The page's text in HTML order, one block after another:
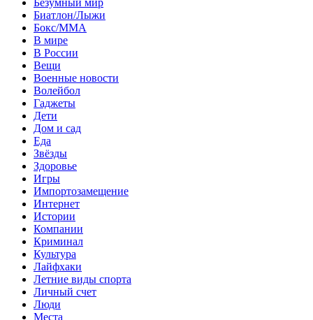
Биатлон/Лыжи
Бокс/MMA
В мире
В России
Вещи
Военные новости
Волейбол
Гаджеты
Дети
Дом и сад
Еда
Звёзды
Здоровье
Игры
Импортозамещение
Интернет
Истории
Компании
Криминал
Культура
Лайфхаки
Летние виды спорта
Личный счет
Люди
Места